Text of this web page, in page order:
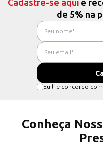
Cadastre-se aqui e
de 5% na
Eu li e concordo
Conheça